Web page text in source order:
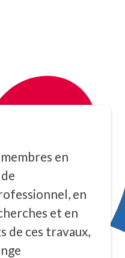
membres en
en
et en
de ces travaux,